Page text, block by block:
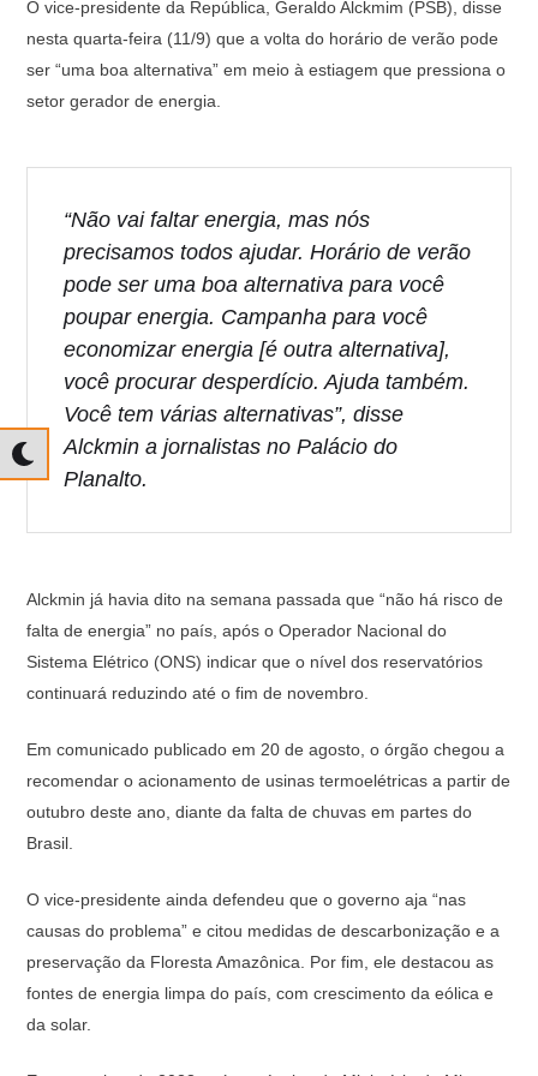
at
s
A
p
c
e
b
o
k
e
gr
a
p
y
k
O vice-presidente da República, Geraldo Alckmim (PSB), disse
nesta quarta-feira (11/9) que a volta do horário de verão pode
ser “uma boa alternativa” em meio à estiagem que pressiona o
setor gerador de energia.
“Não vai faltar energia, mas nós
precisamos todos ajudar. Horário de verão
pode ser uma boa alternativa para você
poupar energia. Campanha para você
economizar energia [é outra alternativa],
você procurar desperdício. Ajuda também.
Você tem várias alternativas”, disse
Alckmin a jornalistas no Palácio do
Planalto.
Alckmin já havia dito na semana passada que “não há risco de
falta de energia” no país, após o Operador Nacional do
Sistema Elétrico (ONS) indicar que o nível dos reservatórios
continuará reduzindo até o fim de novembro.
Em comunicado publicado em 20 de agosto, o órgão chegou a
recomendar o acionamento de usinas termoelétricas a partir de
outubro deste ano, diante da falta de chuvas em partes do
Brasil.
O vice-presidente ainda defendeu que o governo aja “nas
causas do problema” e citou medidas de descarbonização e a
preservação da Floresta Amazônica. Por fim, ele destacou as
fontes de energia limpa do país, com crescimento da eólica e
da solar.